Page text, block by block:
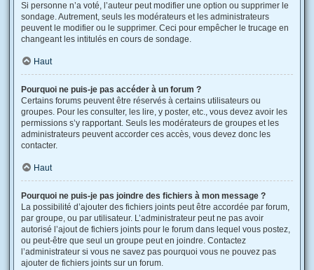
Si personne n’a voté, l’auteur peut modifier une option ou supprimer le
sondage. Autrement, seuls les modérateurs et les administrateurs
peuvent le modifier ou le supprimer. Ceci pour empêcher le trucage en
changeant les intitulés en cours de sondage.
Haut
Pourquoi ne puis-je pas accéder à un forum ?
Certains forums peuvent être réservés à certains utilisateurs ou
groupes. Pour les consulter, les lire, y poster, etc., vous devez avoir les
permissions s’y rapportant. Seuls les modérateurs de groupes et les
administrateurs peuvent accorder ces accès, vous devez donc les
contacter.
Haut
Pourquoi ne puis-je pas joindre des fichiers à mon message ?
La possibilité d’ajouter des fichiers joints peut être accordée par forum,
par groupe, ou par utilisateur. L’administrateur peut ne pas avoir
autorisé l’ajout de fichiers joints pour le forum dans lequel vous postez,
ou peut-être que seul un groupe peut en joindre. Contactez
l’administrateur si vous ne savez pas pourquoi vous ne pouvez pas
ajouter de fichiers joints sur un forum.